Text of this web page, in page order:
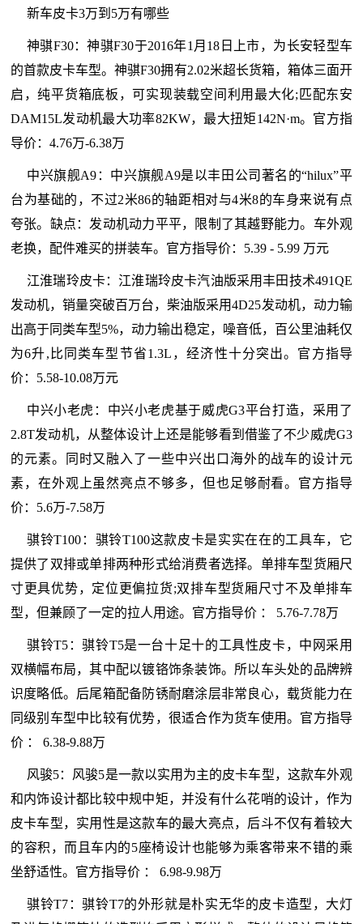
新车皮卡3万到5万有哪些
神骐F30：神骐F30于2016年1月18日上市，为长安轻型车
的首款皮卡车型。神骐F30拥有2.02米超长货箱，箱体三面开
启，纯平货箱底板，可实现装载空间利用最大化;匹配东安
DAM15L发动机最大功率82KW，最大扭矩142N·m。官方指
导价：4.76万-6.38万
中兴旗舰A9：中兴旗舰A9是以丰田公司著名的“hilux”平
台为基础的，不过2米86的轴距相对与4米8的车身来说有点
夸张。缺点：发动机动力平平，限制了其越野能力。车外观
老换，配件难买的拼装车。官方指导价：5.39 - 5.99 万元
江淮瑞玲皮卡：江淮瑞玲皮卡汽油版采用丰田技术491QE
发动机，销量突破百万台，柴油版采用4D25发动机，动力输
出高于同类车型5%，动力输出稳定，噪音低，百公里油耗仅
为6升,比同类车型节省1.3L，经济性十分突出。官方指导
价：5.58-10.08万元
中兴小老虎：中兴小老虎基于威虎G3平台打造，采用了
2.8T发动机，从整体设计上还是能够看到借鉴了不少威虎G3
的元素。同时又融入了一些中兴出口海外的战车的设计元
素，在外观上虽然亮点不够多，但也足够耐看。官方指导
价：5.6万-7.58万
骐铃T100：骐铃T100这款皮卡是实实在在的工具车，它
提供了双排或单排两种形式给消费者选择。单排车型货厢尺
寸更具优势，定位更偏拉货;双排车型货厢尺寸不及单排车
型，但兼顾了一定的拉人用途。官方指导价 ： 5.76-7.78万
骐铃T5：骐铃T5是一台十足十的工具性皮卡，中网采用
双横幅布局，其中配以镀铬饰条装饰。所以车头处的品牌辨
识度略低。后尾箱配备防锈耐磨涂层非常良心，载货能力在
同级别车型中比较有优势，很适合作为货车使用。官方指导
价 ： 6.38-9.88万
风骏5：风骏5是一款以实用为主的皮卡车型，这款车外观
和内饰设计都比较中规中矩，并没有什么花哨的设计，作为
皮卡车型，实用性是这款车的最大亮点，后斗不仅有着较大
的容积，而且车内的5座椅设计也能够为乘客带来不错的乘
坐舒适性。官方指导价 ： 6.98-9.98万
骐铃T7：骐铃T7的外形就是朴实无华的皮卡造型，大灯